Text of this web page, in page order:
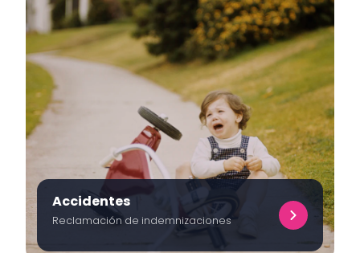
Accidentes
Reclamación de indemnizaciones